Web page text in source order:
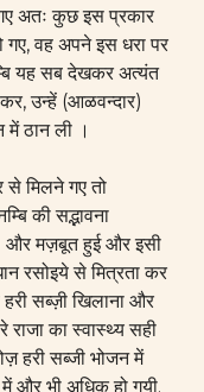
गए अतः कुछ इस प्रकार
वह अपने इस धरा पर
यह सब देखकर अत्यंत
उन्हें (आळवन्दार)
में ठान ली ।
से मिलने गए तो
की सद्भावना
और मज़बूत हुई और इसी
रसोइये से मित्रता कर
सब्ज़ी खिलाना और
का स्वास्थ्य सही
हरी सब्जी भोजन में
और भी अधिक हो गयी.